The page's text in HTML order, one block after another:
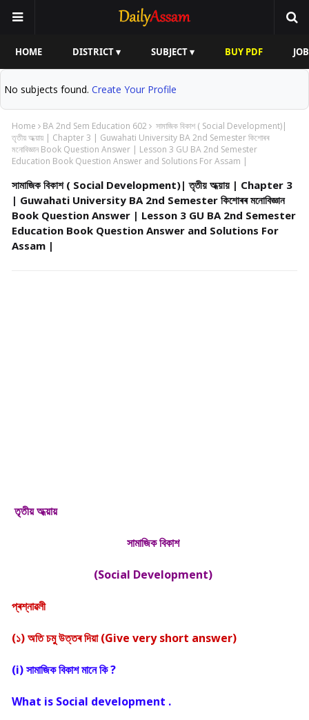
HOME DISTRICT ▾ SUBJECT ▾ BUY PDF
No subjects found. Create Your Profile
Home BA 2nd Sem Education 602
সামাজিক বিকাশ ( Social Development)|
তৃতীয় অধ্য়ায় | Chapter 3 | Guwahati University BA 2nd Semester কিশোৰৰ
মনোবিজ্ঞান Book Question Answer | Lesson 3 GU BA 2nd Semester
Education Book Question Answer and Solutions For Assam |
সামাজিক বিকাশ ( Social Development)| তৃতীয় অধ্য়ায় | Chapter 3
| Guwahati University BA 2nd Semester কিশোৰৰ মনোবিজ্ঞান
Book Question Answer | Lesson 3 GU BA 2nd Semester
Education Book Question Answer and Solutions For
Assam |
তৃতীয় অধ্য়ায়
সামাজিক বিকাশ
(Social Development)
প্ৰশ্নাৱলী
(১) অতি চমু উত্তৰ দিয়া (Give very short answer)
(i) সামাজিক বিকাশ মানে কি ?
What is Social development .